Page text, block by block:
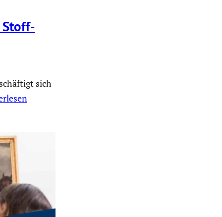
Stoff­
sich